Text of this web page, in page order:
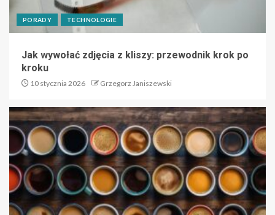
PORADY TECHNOLOGIE
Jak wywołać zdjęcia z kliszy: przewodnik krok po
kroku
10 stycznia 2026 Grzegorz Janiszewski